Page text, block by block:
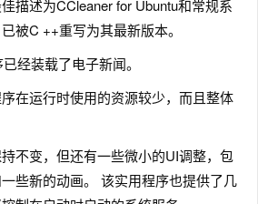
描述为CCleaner for Ubuntu和常规系
被C ++重写为其最新版本。
经装载了电子新闻。
在运行时使用的资源较少，而且整体
不变，但还有一些微小的UI调整，包
些新的动画。 该实用程序也提供了几